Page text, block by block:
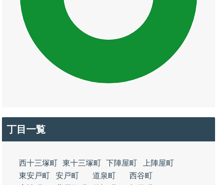
丁目一覧
西十三塚町 東十三塚町 下陣屋町
上陣屋町
東安戸町
安戸町 道泉町
西谷町